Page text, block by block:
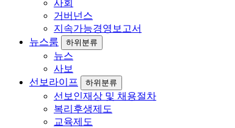
사회
거버넌스
지속가능경영보고서
뉴스룸
하위분류
뉴스
사보
선보라이프
하위분류
선보인재상 및 채용절차
복리후생제도
교육제도